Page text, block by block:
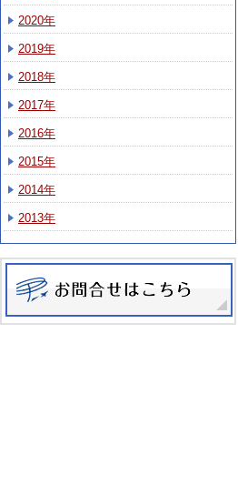
2020年
2019年
2018年
2017年
2016年
2015年
2014年
2013年